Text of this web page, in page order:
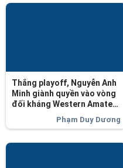
Thắng playoff, Nguyễn Anh
Minh giành quyền vào vòng
đối kháng Western Amateur
Championship 2025
Phạm Duy Dương